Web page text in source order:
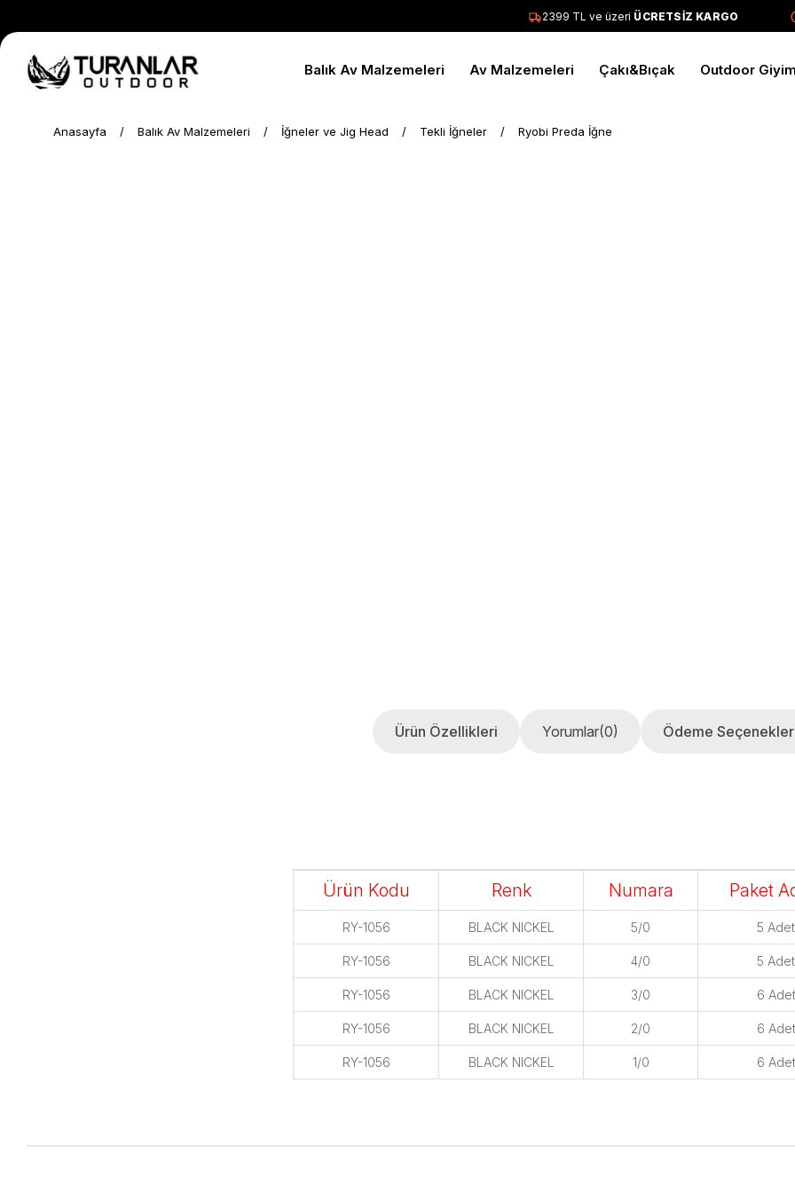
2399 TL ve üzeriÜCRETSİZ KARGO
Balık Av Malzemeleri Av Malzemeleri Çakı&Bıçak Outdoor
Anasayfa Balık Av Malzemeleri İğneler ve Jig Head Tekli İğneler Ryobi Preda İğne
Ürün Özellikleri Yorumlar(0) Ödeme
Ürün Kodu Renk Numara Paket
RY-1056 BLACK NICKEL 5/0 5 Adet
RY-1056 BLACK NICKEL 4/0 5 Adet
RY-1056 BLACK NICKEL 3/0 6 Adet
RY-1056 BLACK NICKEL 2/0 6 Adet
RY-1056 BLACK NICKEL 1/0 6 Adet